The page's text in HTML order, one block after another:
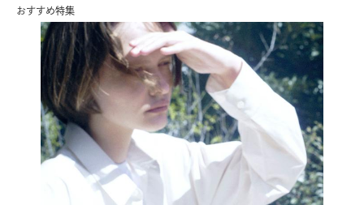
おすすめ特集